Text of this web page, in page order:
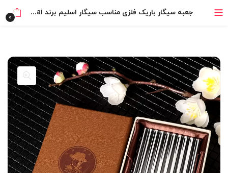
جعبه سیگار باریک فلزی مناسب سیگار اسلیم برند Guipai اورجینال 0